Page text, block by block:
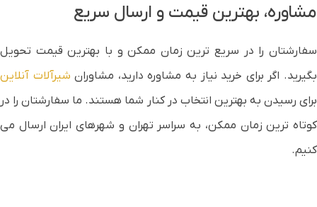
مشاوره، بهترین قیمت و ارسال سریع
سفارشتان را در سریع ترین زمان ممکن و با بهترین قیمت تحویل
بگیرید. اگر برای خرید نیاز به مشاوره دارید، مشاوران شیرآلات آنلاین
برای رسیدن به بهترین انتخاب در کنار شما هستند. ما سفارشتان را در
کوتاه ترین زمان ممکن، به سراسر تهران و شهرهای ایران ارسال می
کنیم.